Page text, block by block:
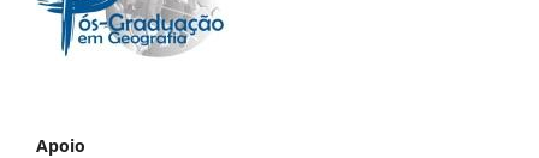
Apoio